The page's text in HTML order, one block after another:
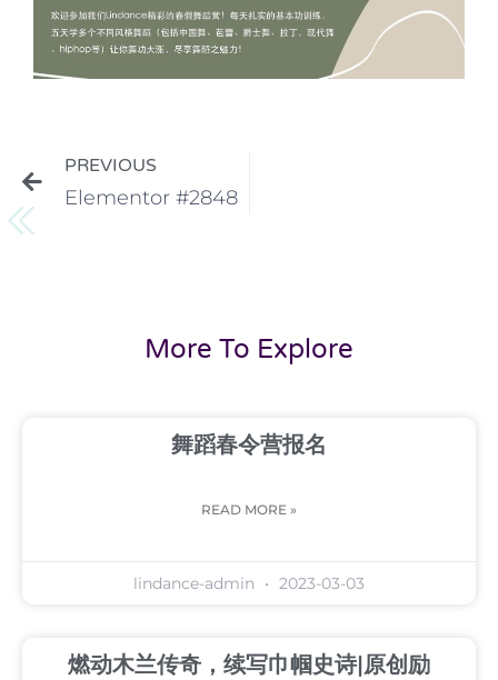
PREVIOUS
Elementor #2848
More To Explore
舞蹈春令营报名
READ MORE »
lindance-admin 2023-03-03
燃动木兰传奇，续写巾帼史诗|原创励